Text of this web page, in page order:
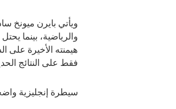
هيمنته الأخيرة على
فقط على النتائج
سيطرة إنجليزية